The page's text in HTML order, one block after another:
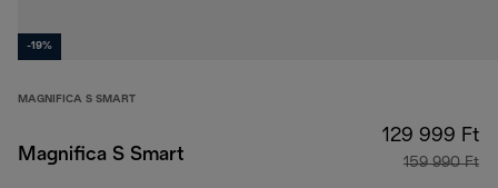
-19%
MAGNIFICA S SMART
Magnifica S Smart
129 999 Ft
159 990 Ft